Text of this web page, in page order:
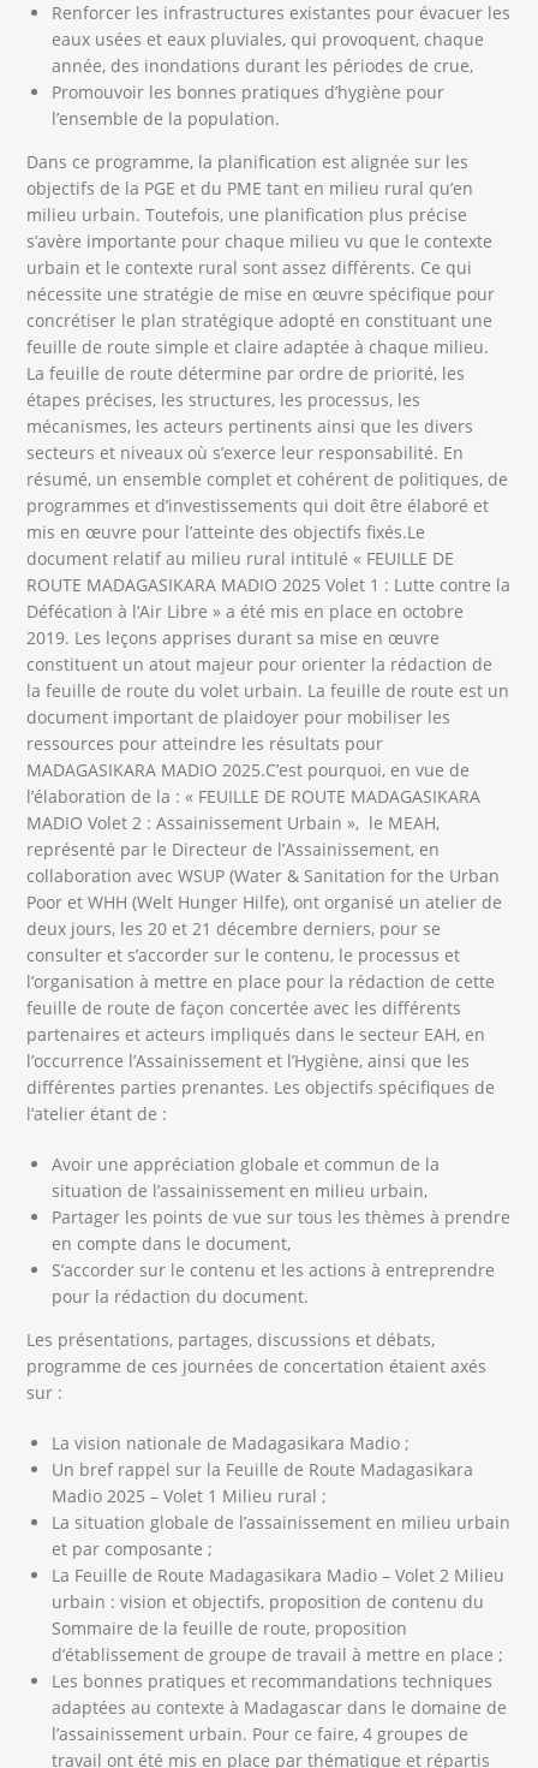
Renforcer les infrastructures existantes pour évacuer les
eaux usées et eaux pluviales, qui provoquent, chaque
année, des inondations durant les périodes de crue,
Promouvoir les bonnes pratiques d’hygiène pour
l’ensemble de la population.
Dans ce programme, la planification est alignée sur les
objectifs de la PGE et du PME tant en milieu rural qu’en
milieu urbain. Toutefois, une planification plus précise
s’avère importante pour chaque milieu vu que le contexte
urbain et le contexte rural sont assez différents. Ce qui
nécessite une stratégie de mise en œuvre spécifique pour
concrétiser le plan stratégique adopté en constituant une
feuille de route simple et claire adaptée à chaque milieu.
La feuille de route détermine par ordre de priorité, les
étapes précises, les structures, les processus, les
mécanismes, les acteurs pertinents ainsi que les divers
secteurs et niveaux où s’exerce leur responsabilité. En
résumé, un ensemble complet et cohérent de politiques, de
programmes et d’investissements qui doit être élaboré et
mis en œuvre pour l’atteinte des objectifs fixés.Le
document relatif au milieu rural intitulé « FEUILLE DE
ROUTE MADAGASIKARA MADIO 2025 Volet 1 : Lutte contre la
Défécation à l’Air Libre » a été mis en place en octobre
2019. Les leçons apprises durant sa mise en œuvre
constituent un atout majeur pour orienter la rédaction de
la feuille de route du volet urbain. La feuille de route est un
document important de plaidoyer pour mobiliser les
ressources pour atteindre les résultats pour
MADAGASIKARA MADIO 2025.C’est pourquoi, en vue de
l’élaboration de la : « FEUILLE DE ROUTE MADAGASIKARA
MADIO Volet 2 : Assainissement Urbain », le MEAH,
représenté par le Directeur de l’Assainissement, en
collaboration avec WSUP (Water & Sanitation for the Urban
Poor et WHH (Welt Hunger Hilfe), ont organisé un atelier de
deux jours, les 20 et 21 décembre derniers, pour se
consulter et s’accorder sur le contenu, le processus et
l’organisation à mettre en place pour la rédaction de cette
feuille de route de façon concertée avec les différents
partenaires et acteurs impliqués dans le secteur EAH, en
l’occurrence l’Assainissement et l’Hygiène, ainsi que les
différentes parties prenantes. Les objectifs spécifiques de
l’atelier étant de :
Avoir une appréciation globale et commun de la
situation de l’assainissement en milieu urbain,
Partager les points de vue sur tous les thèmes à prendre
en compte dans le document,
S’accorder sur le contenu et les actions à entreprendre
pour la rédaction du document.
Les présentations, partages, discussions et débats,
programme de ces journées de concertation étaient axés
sur :
La vision nationale de Madagasikara Madio ;
Un bref rappel sur la Feuille de Route Madagasikara
Madio 2025 – Volet 1 Milieu rural ;
La situation globale de l’assainissement en milieu urbain
et par composante ;
La Feuille de Route Madagasikara Madio – Volet 2 Milieu
urbain : vision et objectifs, proposition de contenu du
Sommaire de la feuille de route, proposition
d’établissement de groupe de travail à mettre en place ;
Les bonnes pratiques et recommandations techniques
adaptées au contexte à Madagascar dans le domaine de
l’assainissement urbain. Pour ce faire, 4 groupes de
travail ont été mis en place par thématique et répartis